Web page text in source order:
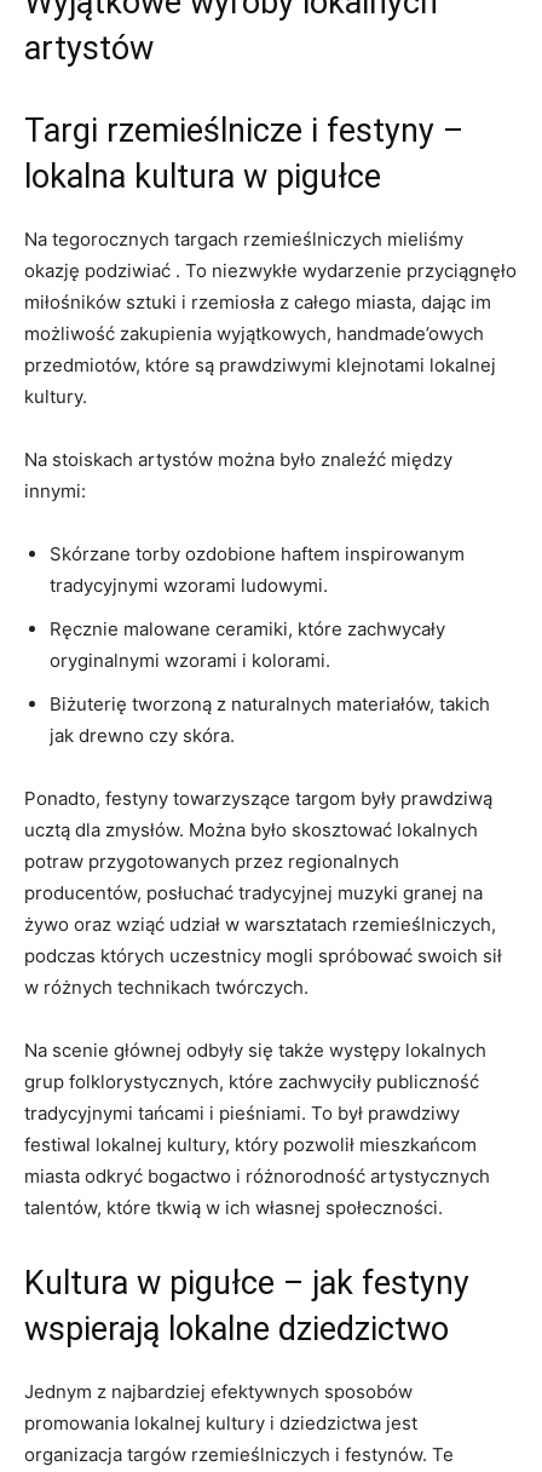
artystów
Targi rzemieślnicze i festyny –
lokalna kultura w pigułce
Na tegorocznych targach rzemieślniczych mieliśmy​
okazję ⁣podziwiać . To⁢ niezwykłe wydarzenie przyciągnęło‌
miłośników sztuki i rzemiosła z całego⁣ miasta, dając im
możliwość zakupienia wyjątkowych, ‍handmade’owych
przedmiotów, które są ​prawdziwymi klejnotami lokalnej
kultury.
Na stoiskach⁣ artystów można było⁢ znaleźć między
innymi:
Skórzane ⁤torby ozdobione haftem inspirowanym
tradycyjnymi wzorami ludowymi.
Ręcznie malowane ceramiki, które zachwycały
oryginalnymi wzorami ‍i kolorami.
Biżuterię tworzoną z naturalnych materiałów, takich
jak drewno ⁣czy ⁢skóra.
Ponadto, festyny towarzyszące targom były prawdziwą​
ucztą⁣ dla zmysłów. Można ​było skosztować lokalnych
potraw przygotowanych przez regionalnych
producentów,⁢ posłuchać tradycyjnej ⁢muzyki granej ⁢na
żywo oraz wziąć udział w warsztatach rzemieślniczych,
⁣podczas‍ których uczestnicy mogli spróbować swoich sił
w różnych technikach twórczych.
Na scenie głównej odbyły się także występy​ lokalnych
grup folklorystycznych, które zachwyciły publiczność
tradycyjnymi tańcami i pieśniami. To był​ prawdziwy
festiwal lokalnej kultury,⁣ który pozwolił⁣ mieszkańcom
miasta odkryć bogactwo i różnorodność artystycznych
talentów, które tkwią w ich⁤ własnej społeczności.
Kultura w pigułce – jak festyny
wspierają⁤ lokalne dziedzictwo
Jednym z najbardziej⁤ efektywnych sposobów
promowania lokalnej‌ kultury⁢ i dziedzictwa jest⁣
organizacja targów rzemieślniczych i festynów. Te